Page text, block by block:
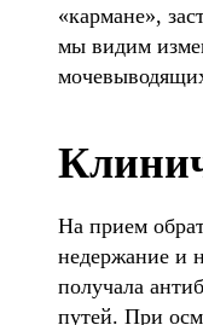
«кармане»,
мы видим
На прием
недержание и
получала
путей. При